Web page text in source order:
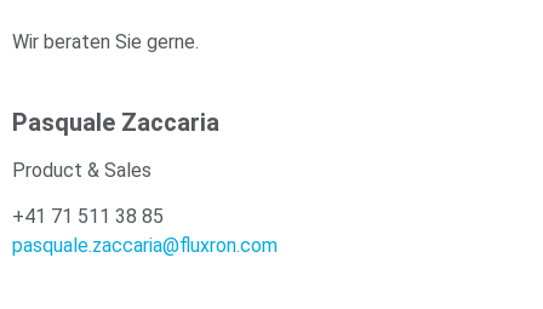
Wir beraten Sie gerne.
Pasquale Zaccaria
Product & Sales
+41 71 511 38 85
pasquale.zaccaria@fluxron.com